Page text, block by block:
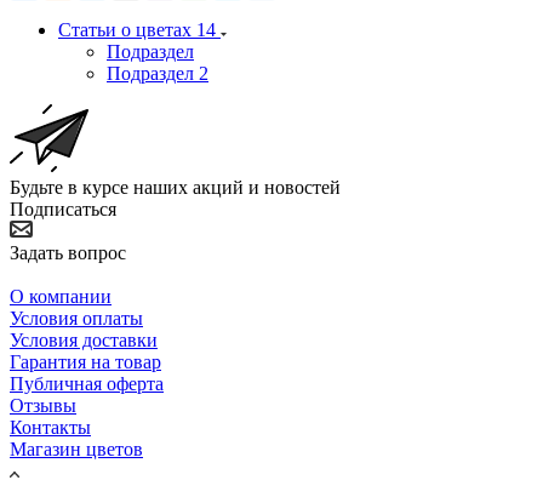
Статьи о цветах 14
Подраздел
Подраздел 2
Будьте в курсе наших акций и новостей
Подписаться
Задать вопрос
О компании
Условия оплаты
Условия доставки
Гарантия на товар
Публичная оферта
Отзывы
Контакты
Магазин цветов